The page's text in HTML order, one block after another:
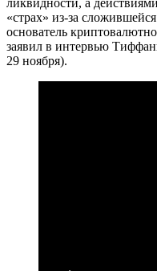
«страх» из-за
основатель
заявил в интервью
29 ноября).